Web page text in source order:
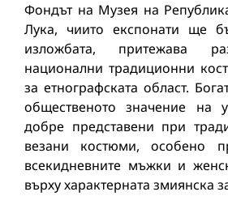
Фондът на Музея на
Лука, чиито експонати ще
изложбата, притежава
национални традиционни
за етнографската област.
общественото значение на
добре представени при
везани костюми, особено
всекидневните мъжки и
върху характерната змиянска